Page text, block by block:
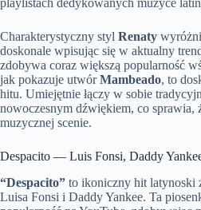
playlistach dedykowanych muzyce
Charakterystyczny styl Renaty
doskonale wpisując się w aktualny
zdobywa coraz większą popularność
jak pokazuje utwórMambeado, to
hitu. Umiejętnie łączy w sobie
nowoczesnym dźwiękiem, co sprawia,
muzycznej scenie.
Despacito — Luis Fonsi, Daddy
“Despacito” to ikoniczny hit latynoski
Luisa Fonsi i Daddy Yankee. Ta